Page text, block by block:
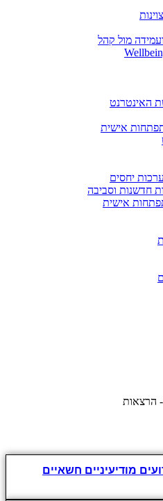
מול קהל
האינטרנט
אישית
יחסים
חדשנות וסביבה
אישית
- הרצאות
מודיעיניים חשאיים